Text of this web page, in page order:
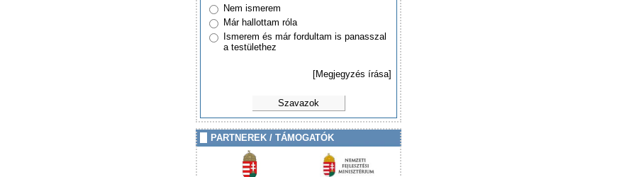
Nem ismerem
Már hallottam róla
Ismerem és már fordultam is panasszal
a testülethez
[Megjegyzés írása]
Szavazok
PARTNEREK / TÁMOGATÓK